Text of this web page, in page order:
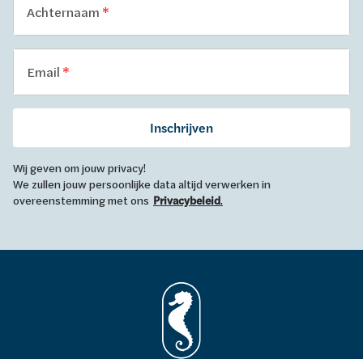
Achternaam
Email
Inschrijven
Wij geven om jouw privacy!
We zullen jouw persoonlijke data altijd verwerken in
overeenstemming met ons Privacybeleid.